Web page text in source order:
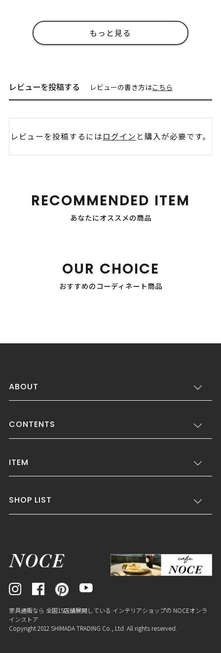
もっと見る
レビューを投稿する レビューの書き方はこちら
レビューを投稿するにはログイン と購入が必要です。
RECOMMENDED ITEM
あなたにオススメの商品
OUR CHOICE
おすすめのコーディネート商品
ABOUT
CONTENTS
ITEM
SHOP LIST
家具通販なら 全国15店舗展開している インテリアショップの NOCEオンラ
インストア
Copyright 2012 SHIMADA TRADING Co., Ltd. All rights reserved.